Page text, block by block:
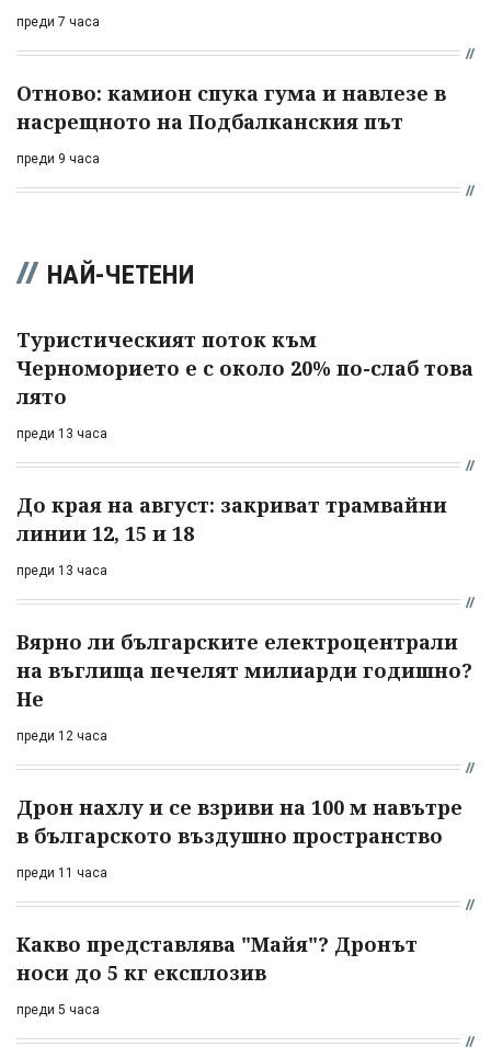
преди 7 часа
Отново: камион спука гума и навлезе в
насрещното на Подбалканския път
преди 9 часа
НАЙ-ЧЕТЕНИ
Туристическият поток към
Черноморието е с около 20% по-слаб това
лято
преди 13 часа
До края на август: закриват трамвайни
линии 12, 15 и 18
преди 13 часа
Вярно ли българските електроцентрали
на въглища печелят милиарди годишно?
Не
преди 12 часа
Дрон нахлу и се взриви на 100 м навътре
в българското въздушно пространство
преди 11 часа
Какво представлява "Майя"? Дронът
носи до 5 кг експлозив
преди 5 часа